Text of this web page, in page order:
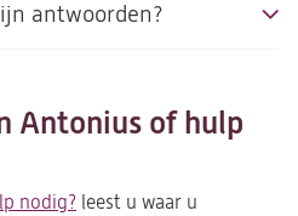
antwoorden?
Antonius of hulp
nodig? leest u waar u